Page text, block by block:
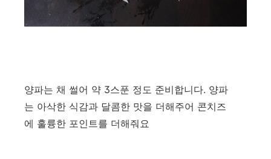
양파는 채 썰어 약 3스푼 정도 준비합니다. 양파
는 아삭한 식감과 달콤한 맛을 더해주어 콘치즈
에 훌륭한 포인트를 더해줘요